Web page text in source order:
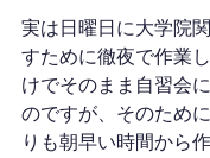
実は日曜日に大学院
すために徹夜で作業
けでそのまま自習会
のですが、そのため
りも朝早い時間から